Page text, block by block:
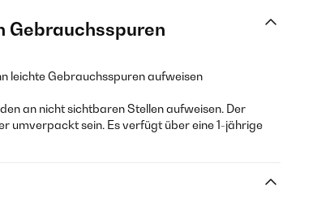
Gebrauchsspuren
leichte Gebrauchsspuren aufweisen
an nicht sichtbaren Stellen aufweisen. Der
umverpackt sein. Es verfügt über eine 1-jährige